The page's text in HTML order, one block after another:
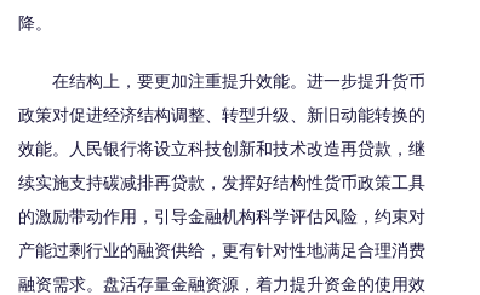
降。
在结构上，要更加注重提升效能。进一步提升货币
政策对促进经济结构调整、转型升级、新旧动能转换的
效能。人民银行将设立科技创新和技术改造再贷款，继
续实施支持碳减排再贷款，发挥好结构性货币政策工具
的激励带动作用，引导金融机构科学评估风险，约束对
产能过剩行业的融资供给，更有针对性地满足合理消费
融资需求。盘活存量金融资源，着力提升资金的使用效